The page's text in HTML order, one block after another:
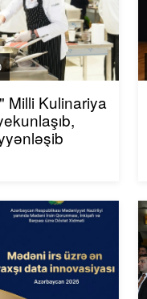
Milli Kulinariya